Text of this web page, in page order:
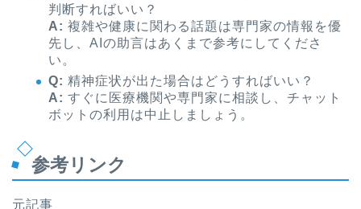
判断すればいい？
A: 複雑や健康に関わる話題は専門家の情報を優
先し、AIの助言はあくまで参考にしてくださ
い。
Q: 精神症状が出た場合はどうすればいい？
A: すぐに医療機関や専門家に相談し、チャット
ボットの利用は中止しましょう。
参考リンク
元記事